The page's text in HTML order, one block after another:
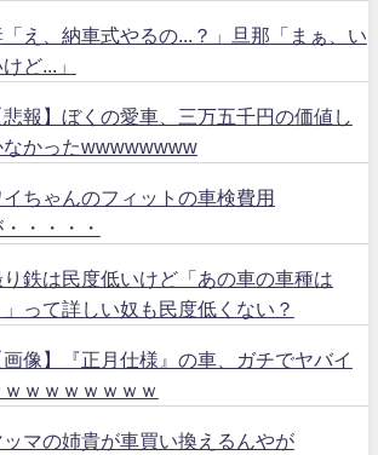
「え、納車式やるの...？」旦那「まぁ、い
ど...」
悲報】ぼくの愛車、三万五千円の価値し
なかったwwwwwwww
イちゃんのフィットの車検費用
・・・・・
り鉄は民度低いけど「あの車の車種は
」って詳しい奴も民度低くない？
画像】『正月仕様』の車、ガチでヤバイ
ｗｗｗｗｗｗｗｗ
ッマの姉貴が車買い換えるんやが